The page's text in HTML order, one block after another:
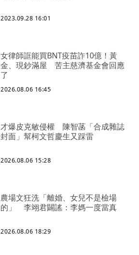
2023.09.28 16:01
女律師誆能買BNT疫苗詐10億！黃
金、現鈔滿屋 苦主慈濟基金會回應
了
2026.08.06 16:45
才爆皮克敏侵權 陳智菡「合成雜誌
封面」幫柯文哲慶生又踩雷
2026.08.06 15:28
農場文狂洗「離婚、女兒不是檢場
的」 李翊君闢謠：李媽一度當真
2026.08.06 18:29